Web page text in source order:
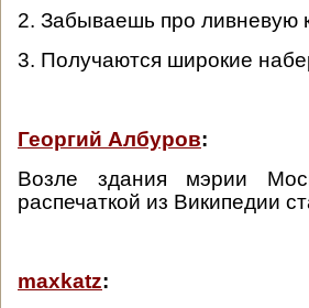
2. Забываешь про ливневую
3. Получаются широкие
Георгий Албуров:
Возле здания мэрии
распечаткой из Википедии
maxkatz: